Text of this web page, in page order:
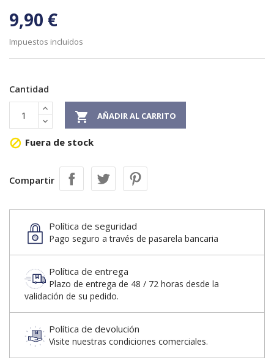
9,90 €
Impuestos incluidos
Cantidad
 AÑADIR AL CARRITO
 Fuera de stock
Compartir
Política de seguridad
Pago seguro a través de pasarela bancaria
Política de entrega
Plazo de entrega de 48 / 72 horas desde la
validación de su pedido.
Política de devolución
Visite nuestras condiciones comerciales.